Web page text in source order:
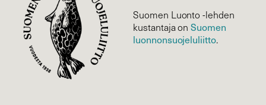
Suomen Luonto -lehden
kustantaja onSuomen
luonnonsuojelu­liitto.